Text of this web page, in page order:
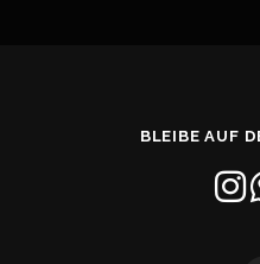
BLEIBE AUF